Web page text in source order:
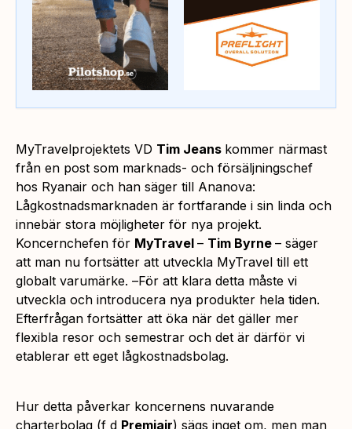
MyTravelprojektets VD Tim Jeans kommer närmast
från en post som marknads- och försäljningschef
hos Ryanair och han säger till Ananova:
Lågkostnadsmarknaden är fortfarande i sin linda och
innebär stora möjligheter för nya projekt.
Koncernchefen för MyTravel – Tim Byrne – säger
att man nu fortsätter att utveckla MyTravel till ett
globalt varumärke. –För att klara detta måste vi
utveckla och introducera nya produkter hela tiden.
Efterfrågan fortsätter att öka när det gäller mer
flexibla resor och semestrar och det är därför vi
etablerar ett eget lågkostnadsbolag.
Hur detta påverkar koncernens nuvarande
charterbolag (f d Premiair) sägs inget om, men man